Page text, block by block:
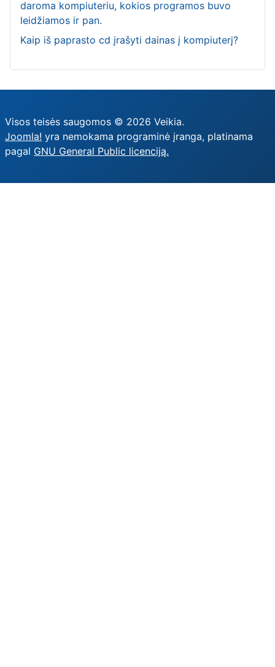
daroma kompiuteriu, kokios programos buvo
leidžiamos ir pan.
Kaip iš paprasto cd įrašyti dainas į kompiuterį?
Visos teisės saugomos © 2026 Veikia.
Joomla! yra nemokama programinė įranga, platinama
pagal GNU General Public licenciją.